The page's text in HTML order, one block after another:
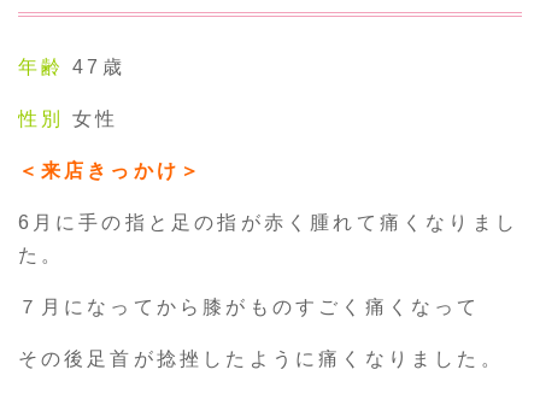
採用情報
年齢 47歳
性別 女性
＜来店きっかけ＞
6月に手の指と足の指が赤く腫れて痛くなりまし
た。
７月になってから膝がものすごく痛くなって
その後足首が捻挫したように痛くなりました。